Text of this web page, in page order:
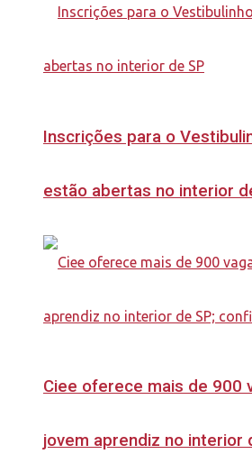
Inscrições para o
estão abertas no interior
Ciee oferece mais de 900
jovem aprendiz no interior